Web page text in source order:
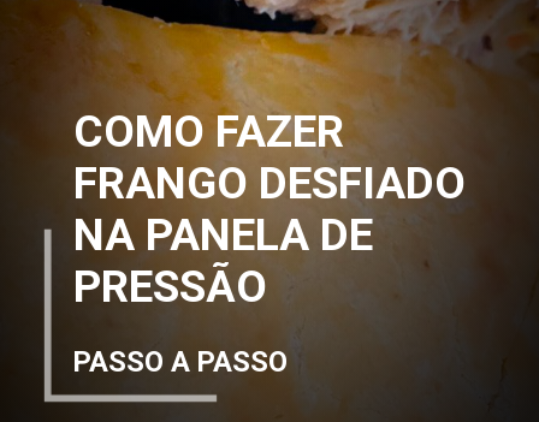
COMO FAZER
FRANGO DESFIADO
NA PANELA DE
PRESSÃO
PASSO A PASSO